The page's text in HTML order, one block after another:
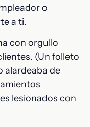
o
a ti.
con orgullo
(Un folleto
alardeaba de
lesionados con